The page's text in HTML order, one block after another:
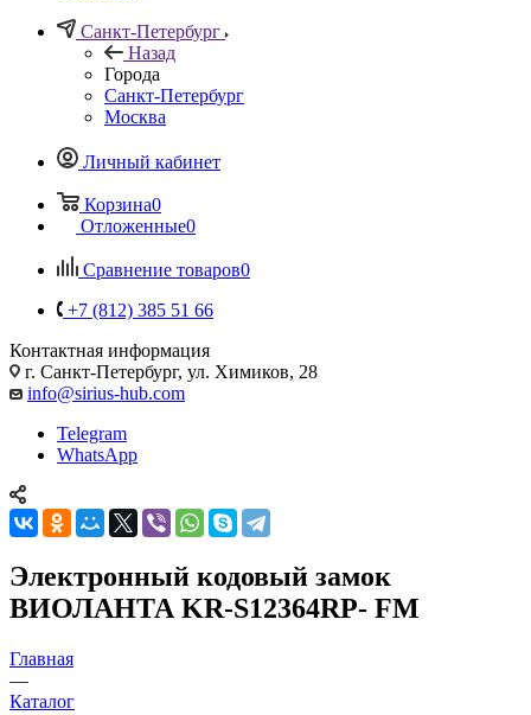
Санкт-Петербург
Назад
Города
Санкт-Петербург
Москва
Личный кабинет
Корзина0
Отложенные0
Сравнение товаров0
+7 (812) 385 51 66
Контактная информация
г. Санкт-Петербург, ул. Химиков, 28
info@sirius-hub.com
Telegram
WhatsApp
Электронный кодовый замок
ВИОЛАНТА KR-S12364RP- FM
Главная
—
Каталог